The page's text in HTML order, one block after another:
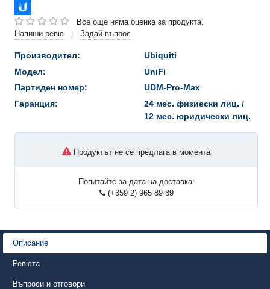
Все още няма оценка за продукта.
Напиши ревю
| Задай въпрос
Производител:
Ubiquiti
Модел:
UniFi
Партиден номер:
UDM-Pro-Max
Гаранция:
24 мес. физиески лиц. /
12 мес. юридически лиц.
Продуктът не се предлага в момента
Попитайте за дата на доставка:
(+359 2) 965 89 89
Описание
Ревюта
Въпроси и отговори